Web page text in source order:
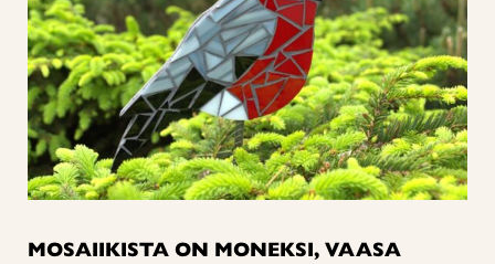
MOSAIIKISTA ON MONEKSI, VAASA